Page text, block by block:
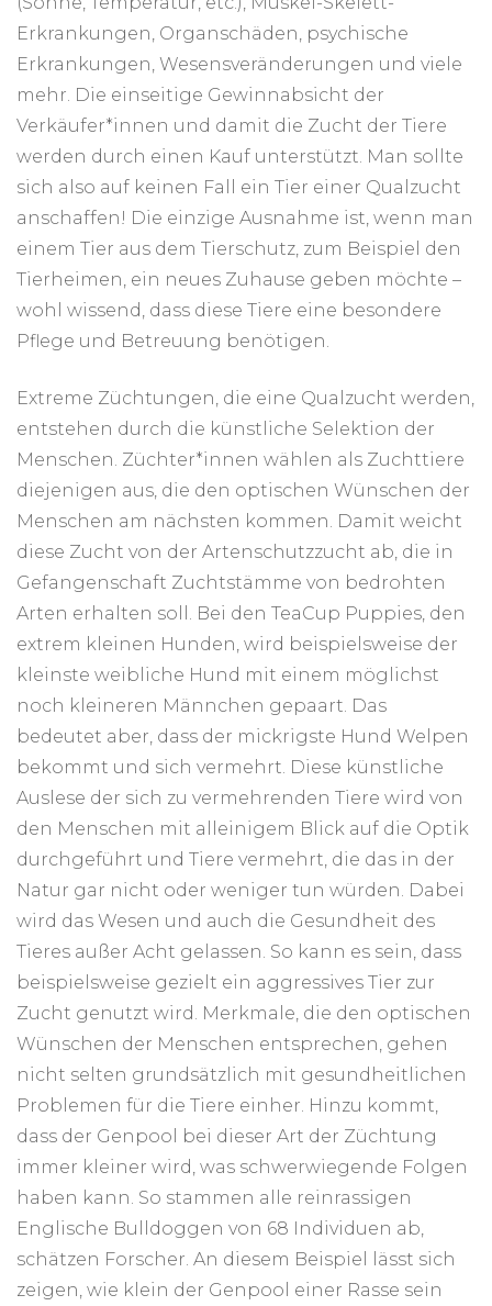
Erkrankungen, Organschäden, psychische
Erkrankungen, Wesensveränderungen und viele
mehr. Die einseitige Gewinnabsicht der
Verkäufer*innen und damit die Zucht der Tiere
werden durch einen Kauf unterstützt. Man sollte
sich also auf keinen Fall ein Tier einer Qualzucht
anschaffen! Die einzige Ausnahme ist, wenn man
einem Tier aus dem Tierschutz, zum Beispiel den
Tierheimen, ein neues Zuhause geben möchte –
wohl wissend, dass diese Tiere eine besondere
Pflege und Betreuung benötigen.
Extreme Züchtungen, die eine Qualzucht werden,
entstehen durch die künstliche Selektion der
Menschen. Züchter*innen wählen als Zuchttiere
diejenigen aus, die den optischen Wünschen der
Menschen am nächsten kommen. Damit weicht
diese Zucht von der Artenschutzzucht ab, die in
Gefangenschaft Zuchtstämme von bedrohten
Arten erhalten soll. Bei den TeaCup Puppies, den
extrem kleinen Hunden, wird beispielsweise der
kleinste weibliche Hund mit einem möglichst
noch kleineren Männchen gepaart. Das
bedeutet aber, dass der mickrigste Hund Welpen
bekommt und sich vermehrt. Diese künstliche
Auslese der sich zu vermehrenden Tiere wird von
den Menschen mit alleinigem Blick auf die Optik
durchgeführt und Tiere vermehrt, die das in der
Natur gar nicht oder weniger tun würden. Dabei
wird das Wesen und auch die Gesundheit des
Tieres außer Acht gelassen. So kann es sein, dass
beispielsweise gezielt ein aggressives Tier zur
Zucht genutzt wird. Merkmale, die den optischen
Wünschen der Menschen entsprechen, gehen
nicht selten grundsätzlich mit gesundheitlichen
Problemen für die Tiere einher. Hinzu kommt,
dass der Genpool bei dieser Art der Züchtung
immer kleiner wird, was schwerwiegende Folgen
haben kann. So stammen alle reinrassigen
Englische Bulldoggen von 68 Individuen ab,
schätzen Forscher. An diesem Beispiel lässt sich
zeigen, wie klein der Genpool einer Rasse sein